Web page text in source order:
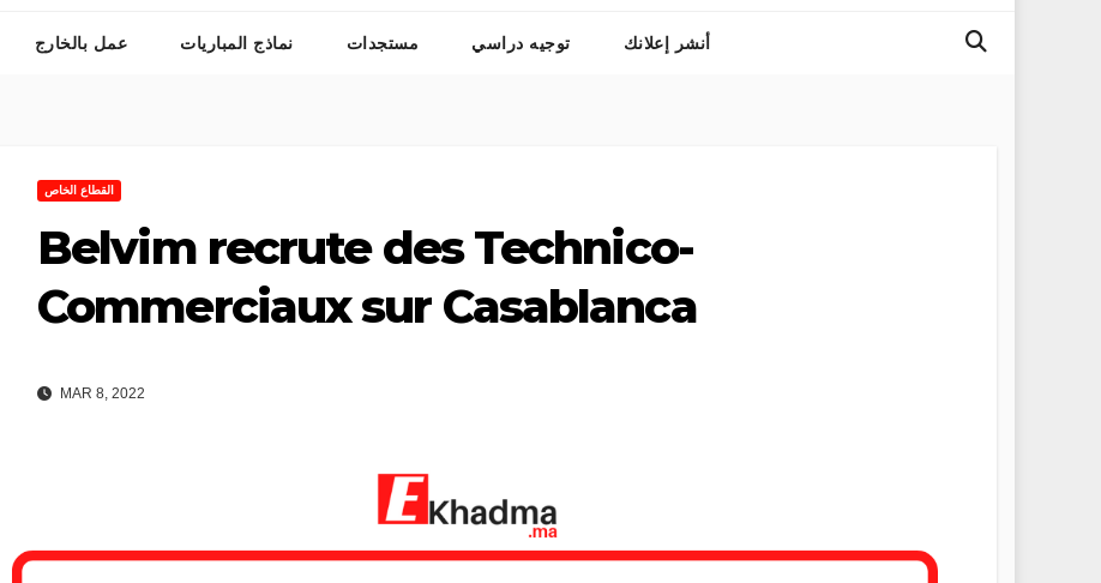
عمل بالخارج نماذج المباريات مستجدات توجيه دراسي أنشر إعلانك
القطاع الخاص
Belvim recrute des Technico-
Commerciaux sur Casablanca
MAR 8, 2022